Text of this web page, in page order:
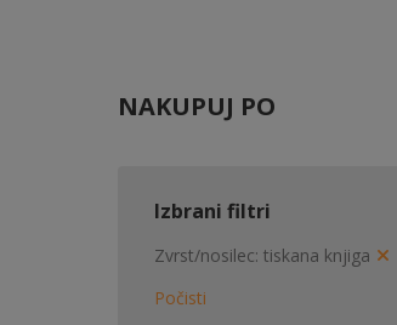
NAKUPUJ PO
Izbrani filtri
Zvrst/nosilec tiskana knjiga
Počisti